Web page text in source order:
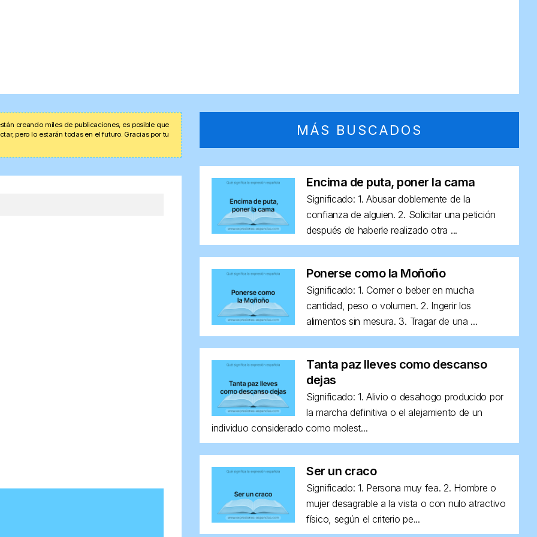
creando miles de publicaciones, es posible que
pero lo estarán todas en el futuro. Gracias por tu
MÁS BUSCADOS
Encima de puta, poner la cama
Significado: 1. Abusar doblemente de la
confianza de alguien. 2. Solicitar una petición
después de haberle realizado otra ...
Ponerse como la Moñoño
Significado: 1. Comer o beber en mucha
cantidad, peso o volumen. 2. Ingerir los
alimentos sin mesura. 3. Tragar de una ...
Tanta paz lleves como descanso
dejas
Significado: 1. Alivio o desahogo producido por
la marcha definitiva o el alejamiento de un
individuo considerado como molest...
Ser un craco
Significado: 1. Persona muy fea. 2. Hombre o
mujer desagrable a la vista o con nulo atractivo
físico, según el criterio pe...